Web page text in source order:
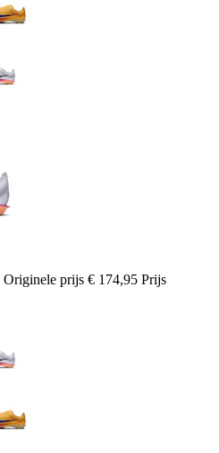
Originele prijs € 174,95 Prijs